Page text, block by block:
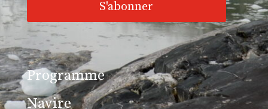
S'abonner
Programme
Navire